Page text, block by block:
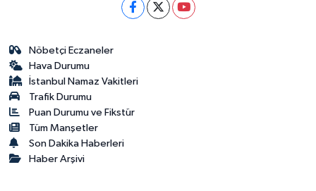
Nöbetçi Eczaneler
Hava Durumu
İstanbul Namaz Vakitleri
Trafik Durumu
Puan Durumu ve Fikstür
Tüm Manşetler
Son Dakika Haberleri
Haber Arşivi